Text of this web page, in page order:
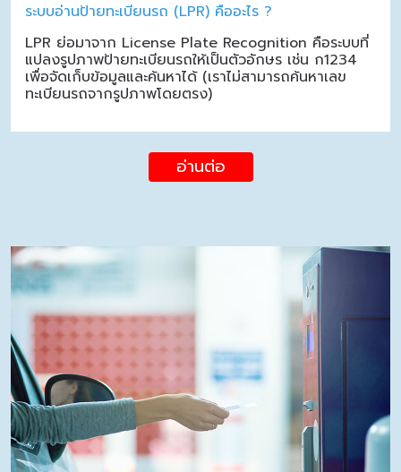
ระบบอ่านป้ายทะเบียนรถ (LPR) คืออะไร ?
LPR ย่อมาจาก License Plate Recognition คือระบบที่
แปลงรูปภาพป้ายทะเบียนรถให้เป็นตัวอักษร เช่น ก1234
เพื่อจัดเก็บข้อมูลและค้นหาได้ (เราไม่สามารถค้นหาเลข
ทะเบียนรถจากรูปภาพโดยตรง)
อ่านต่อ